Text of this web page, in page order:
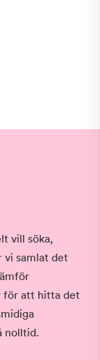
vill söka,
vi samlat det
för att hitta det
nolltid.